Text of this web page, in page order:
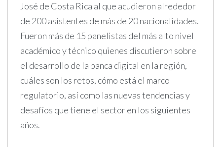
José de Costa Rica al que acudieron alrededor
de 200 asistentes de más de 20 nacionalidades.
Fueron más de 15 panelistas del más alto nivel
académico y técnico quienes discutieron sobre
el desarrollo de la banca digital en la región,
cuáles son los retos, cómo está el marco
regulatorio, así como las nuevas tendencias y
desafíos que tiene el sector en los siguientes
años.